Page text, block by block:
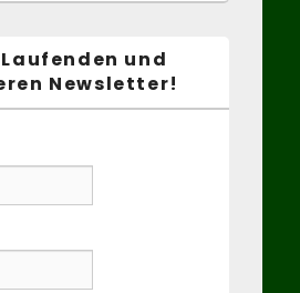
und
Newsletter!